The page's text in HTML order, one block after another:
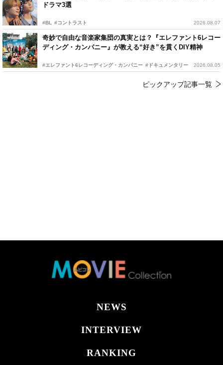
ドラマ3選
#BL #コントラスト 2026.08.07
奇妙で自由な音楽家集団の真実とは？『エレファント6レコー
ディング・カンパニー』が教える“好き”を貫くDIY精神
#エレファント6レコーディング・カンパニー #ドキュメンタリー 2026.08.05
ピックアップ記事一覧
NEWS
INTERVIEW
RANKING